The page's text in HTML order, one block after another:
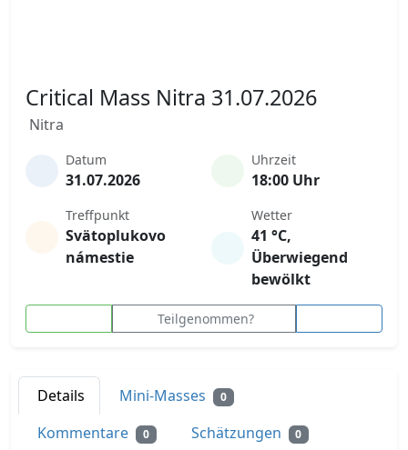
Critical Mass Nitra 31.07.2026
Nitra
Datum
31.07.2026
Uhrzeit
18:00 Uhr
Treffpunkt
Svätoplukovo
námestie
Wetter
41 °C,
Überwiegend
bewölkt
Teilgenommen?
Details Mini-Masses 0
Kommentare 0 Schätzungen 0